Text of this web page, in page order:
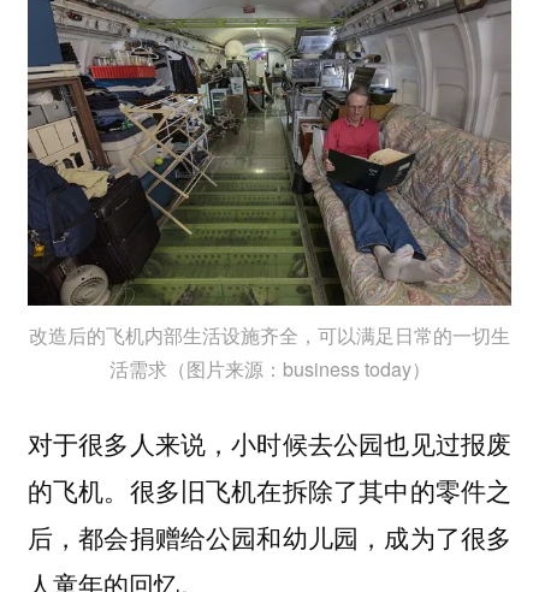
改造后的飞机内部生活设施齐全，可以满足日常的一切生
活需求（图片来源：business today）
对于很多人来说，小时候去公园也见过报废
的飞机。很多旧飞机在拆除了其中的零件之
后，都会捐赠给公园和幼儿园，成为了很多
人童年的回忆。